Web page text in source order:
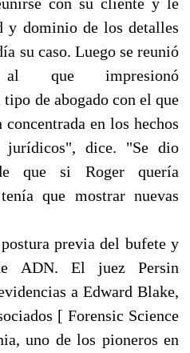
y dominio de los detalles
su caso. Luego se reunió
que impresionó
de abogado con el que
en los hechos
jurídicos", dice. "Se dio
que si Roger quería
que mostrar nuevas
previa del bufete y
ADN. El juez Persin
a Edward Blake,
[ Forensic Science
uno de los pioneros en